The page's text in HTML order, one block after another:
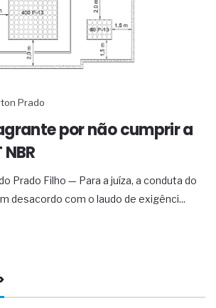
Prado
por não cumprir a
Prado Filho — Para a juíza, a conduta do
desacordo com o laudo de exigênci...